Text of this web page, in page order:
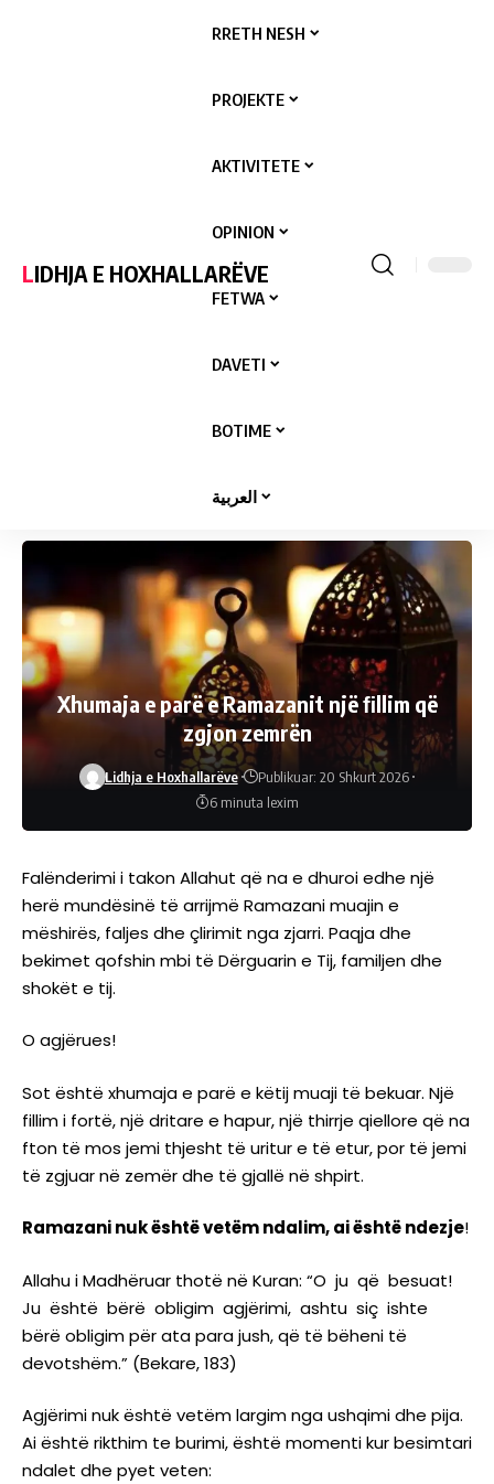
LIDHJA E HOXHALLARËVE
RRETH NESH
PROJEKTE
AKTIVITETE
OPINION
FETWA
DAVETI
BOTIME
العربية
Xhumaja e parë e Ramazanit një ﬁllim që
zgjon zemrën
Lidhja e Hoxhallarëve
Publikuar: 20 Shkurt 2026
6 minuta lexim
Falënderimi i takon Allahut që na e dhuroi edhe një
herë mundësinë të arrijmë Ramazani muajin e
mëshirës, faljes dhe çlirimit nga zjarri. Paqja dhe
bekimet qofshin mbi të Dërguarin e Tij, familjen dhe
shokët e tij.
O agjërues!
Sot është xhumaja e parë e këtij muaji të bekuar. Një
fillim i fortë, një dritare e hapur, një thirrje qiellore që na
fton të mos jemi thjesht të uritur e të etur, por të jemi
të zgjuar në zemër dhe të gjallë në shpirt.
Ramazani nuk është vetëm ndalim, ai është ndezje!
Allahu i Madhëruar thotë në Kuran: “O ju që besuat!
Ju është bërë obligim agjërimi, ashtu siç ishte
bërë obligim për ata para jush, që të bëheni të
devotshëm.” (Bekare, 183)
Agjërimi nuk është vetëm largim nga ushqimi dhe pija.
Ai është rikthim te burimi, është momenti kur besimtari
ndalet dhe pyet veten: